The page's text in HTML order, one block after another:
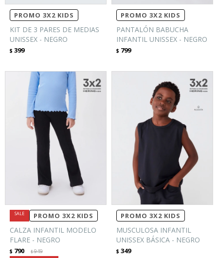
PROMO 3X2 KIDS
KIT DE 3 PARES DE MEDIAS
UNISSEX - NEGRO
$ 399
PROMO 3X2 KIDS
PANTALÓN BABUCHA
INFANTIL UNISSEX - NEGRO
$ 799
PROMO 3X2 KIDS
CALZA INFANTIL MODELO
FLARE - NEGRO
$ 790 $949
PROMO 3X2 KIDS
MUSCULOSA INFANTIL
UNISSEX BÁSICA - NEGRO
$ 349